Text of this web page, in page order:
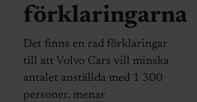
förklaringarna
Det finns en rad förklaringar
till att Volvo Cars vill minska
antalet anställda med 1 300
personer, menar